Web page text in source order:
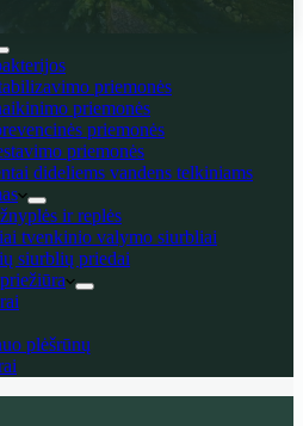
priemonės
priemonės
priemonės
priemonės
dideliems vandens telkiniams
ir replės
tvenkinio valymo siurbliai
siurblių priedai
plėšrūnų